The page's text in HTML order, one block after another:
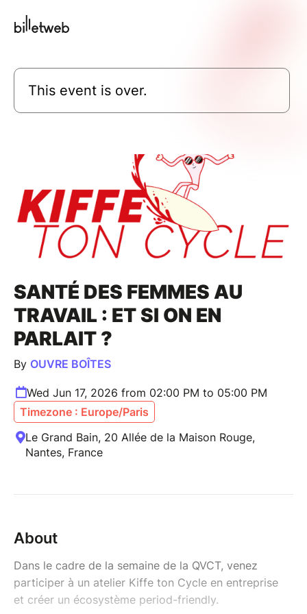
This event is over.
SANTÉ DES FEMMES AU
TRAVAIL : ET SI ON EN
PARLAIT ?
By OUVRE BOÎTES
Wed Jun 17, 2026 from 02:00 PM to 05:00 PM
Timezone : Europe/Paris
Le Grand Bain, 20 Allée de la Maison Rouge,
Nantes, France
About
Dans le cadre de la semaine de la QVCT, venez
participer à un atelier Kiffe ton Cycle en entreprise
et créer un écosystème period-friendly.